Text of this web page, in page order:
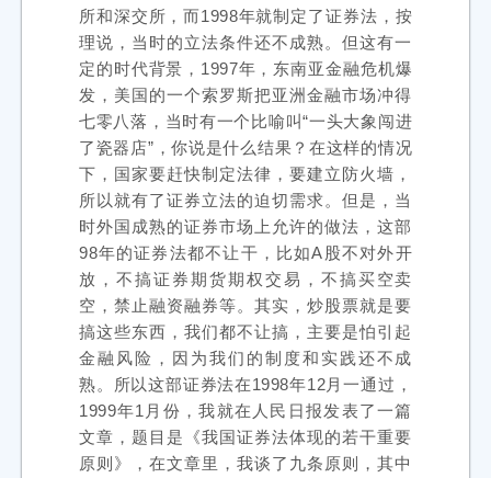
所和深交所，而1998年就制定了证券法，按
理说，当时的立法条件还不成熟。但这有一
定的时代背景，1997年，东南亚金融危机爆
发，美国的一个索罗斯把亚洲金融市场冲得
七零八落，当时有一个比喻叫“一头大象闯进
了瓷器店”，你说是什么结果？在这样的情况
下，国家要赶快制定法律，要建立防火墙，
所以就有了证券立法的迫切需求。但是，当
时外国成熟的证券市场上允许的做法，这部
98年的证券法都不让干，比如A股不对外开
放，不搞证券期货期权交易，不搞买空卖
空，禁止融资融券等。其实，炒股票就是要
搞这些东西，我们都不让搞，主要是怕引起
金融风险，因为我们的制度和实践还不成
熟。所以这部证券法在1998年12月一通过，
1999年1月份，我就在人民日报发表了一篇
文章，题目是《我国证券法体现的若干重要
原则》，在文章里，我谈了九条原则，其中